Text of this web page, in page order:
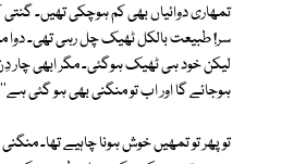
تمھاری دوائیاں بھی کم ہوچکی تھیں۔ گنتی
سر! طبیعت بالکل ٹھیک چل رہی تھی۔
لیکن خود ہی ٹھیک ہوگئی۔ مگر ابھی چار
ہوجائے گا اور اب تو منگنی بھی ہو گئی
تو پھر تو تمھیں خوش ہونا چاہیے تھا۔